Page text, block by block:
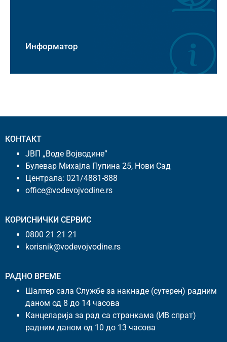
Информатор
КОНТАКТ
ЈВП „Воде Војводине”
Булевар Михајла Пупина 25, Нови Сад
Централа: 021/4881-888
office@vodevojvodine.rs
КОРИСНИЧКИ СЕРВИС
0800 21 21 21
korisnik@vodevojvodine.rs
РАДНО ВРЕМЕ
Шалтер сала Службе за накнаде (сутерен) радним
даном од 8 до 14 часова
Канцеларија за рад са странкама (ИВ спрат)
радним даном од 10 до 13 часова